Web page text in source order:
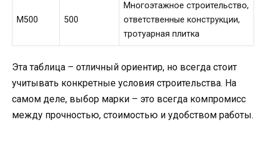
М500 500
Многоэтажное строительство,
ответственные конструкции,
тротуарная плитка
Эта таблица – отличный ориентир, но всегда стоит
учитывать конкретные условия строительства. На
самом деле, выбор марки – это всегда компромисс
между прочностью, стоимостью и удобством работы.